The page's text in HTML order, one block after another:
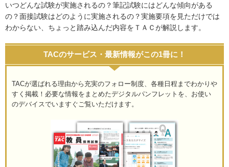
いつどんな試験が実施されるの？筆記試験にはどんな傾向がある
の？面接試験はどのように実施されるの？実施要項を見ただけでは
わからない、ちょっと踏み込んだ内容をＴＡＣが解説します。
TACのサービス・最新情報がこの1冊に！
TACが選ばれる理由から充実のフォロー制度、各種日程までわかりや
すく掲載！必要な情報をまとめたデジタルパンフレットを、お使い
のデバイスでいますぐご覧いただけます。